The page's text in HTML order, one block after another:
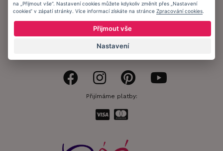
Ochrana osobních údajů
Informační memorandum
Zůstaňte s námi v kontaktu.
Přijímáme platby:
na „Přijmout vše“. Nastavení cookies můžete kdykoliv změnit přes „Nastavení
cookies“ v zápatí stránky. Více informací získáte na stránce Zpracování cookies
Přijmout vše
Nastavení